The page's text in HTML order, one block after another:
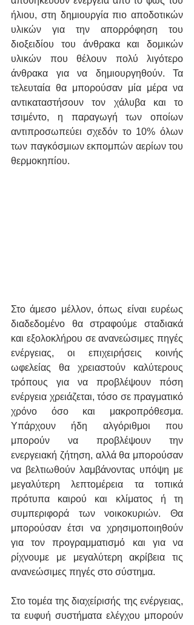
ήλιου, στη δημιουργία πιο αποδοτικών
υλικών για την απορρόφηση του
διοξειδίου του άνθρακα και δομικών
υλικών που θέλουν πολύ λιγότερο
άνθρακα για να δημιουργηθούν. Τα
τελευταία θα μπορούσαν μία μέρα να
αντικαταστήσουν τον χάλυβα και το
τσιμέντο, η παραγωγή των οποίων
αντιπροσωπεύει σχεδόν το 10% όλων
των παγκόσμιων εκπομπών αερίων του
θερμοκηπίου.
Στο άμεσο μέλλον, όπως είναι ευρέως
διαδεδομένο θα στραφούμε σταδιακά
και εξολοκλήρου σε ανανεώσιμες πηγές
ενέργειας, οι επιχειρήσεις κοινής
ωφελείας θα χρειαστούν καλύτερους
τρόπους για να προβλέψουν πόση
ενέργεια χρειάζεται, τόσο σε πραγματικό
χρόνο όσο και μακροπρόθεσμα.
Υπάρχουν ήδη αλγόριθμοι που
μπορούν να προβλέψουν την
ενεργειακή ζήτηση, αλλά θα μπορούσαν
να βελτιωθούν λαμβάνοντας υπόψη με
μεγαλύτερη λεπτομέρεια τα τοπικά
πρότυπα καιρού και κλίματος ή τη
συμπεριφορά των νοικοκυριών. Θα
μπορούσαν έτσι να χρησιμοποιηθούν
για τον προγραμματισμό και για να
ρίχνουμε με μεγαλύτερη ακρίβεια τις
ανανεώσιμες πηγές στο σύστημα.
Στο τομέα της διαχείρισής της ενέργειας,
τα ευφυή συστήματα ελέγχου μπορούν